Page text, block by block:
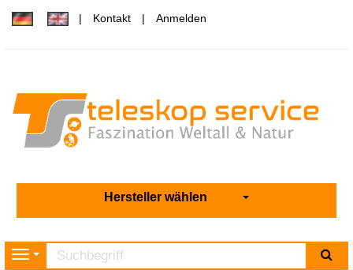
Kontakt Anmelden
Hersteller wählen
Navigation